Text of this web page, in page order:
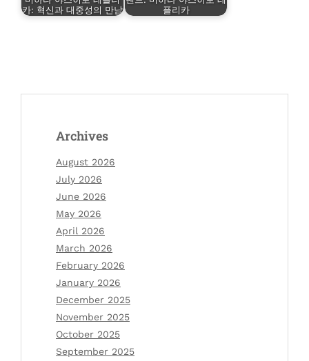
카: 혁신과 대중성의 만남
플리카
Archives
August 2026
July 2026
June 2026
May 2026
April 2026
March 2026
February 2026
January 2026
December 2025
November 2025
October 2025
September 2025